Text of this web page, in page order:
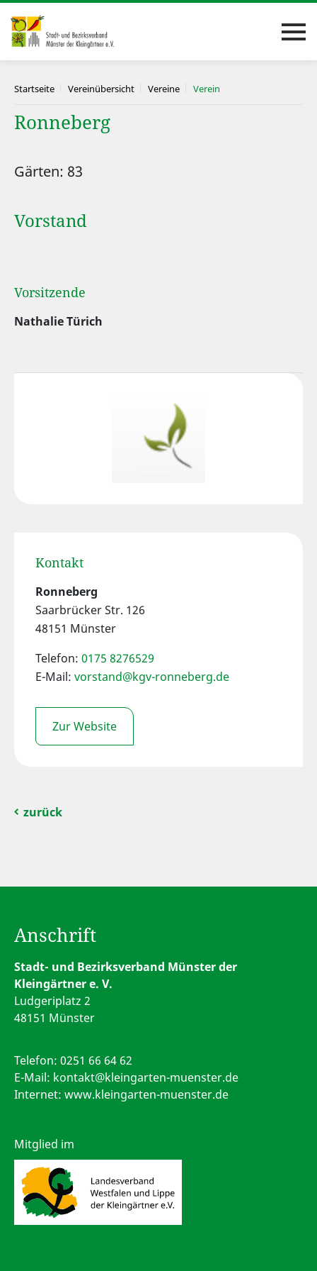
Startseite Vereinübersicht Vereine Verein
Ronneberg
Gärten: 83
Vorstand
Vorsitzende
Nathalie Türich
Kontakt
Ronneberg
Saarbrücker Str. 126
48151 Münster
Telefon: 0175 8276529
E-Mail: vorstand@kgv-ronneberg.de
Zur Website
zurück
Anschrift
Stadt- und Bezirksverband Münster der
Kleingärtner e. V.
Ludgeriplatz 2
48151 Münster
Telefon: 0251 66 64 62
E-Mail: kontakt@kleingarten-muenster.de
Internet: www.kleingarten-muenster.de
Mitglied im